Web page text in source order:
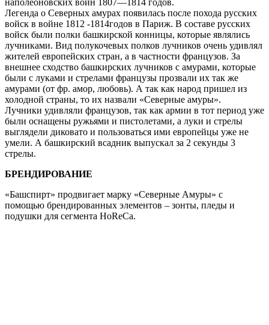
Легенда о Северных амурах появилась после похода русских
войск в войне 1812 -1814годов в Париж. В составе русских
войск были полки башкирской конницы, которые являлись
лучниками. Вид полукочевых полков лучников очень удивлял
жителей европейских стран, а в частности французов. За
внешнее сходство башкирских лучников с амурами, которые
были с луками и стрелами французы прозвали их так же
амурами (от фр. амор, любовь). А так как народ пришел из
холодной страны, то их назвали «Северные амуры».
Лучники удивляли французов, так как армии в тот период уже
были оснащены ружьями и пистолетами, а луки и стрелы
выглядели диковато и пользоваться ими европейцы уже не
умели. А башкирский всадник выпускал за 2 секунды 3
стрелы.
БРЕНДИРОВАНИЕ
«Башспирт» продвигает марку «Северные Амуры» с
помощью брендированных элементов – зонты, пледы и
подушки для сегмента HoReCa.